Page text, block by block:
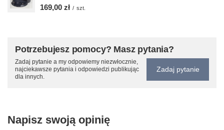
169,00 zł / szt.
Potrzebujesz pomocy? Masz pytania?
Zadaj pytanie a my odpowiemy niezwłocznie,
najciekawsze pytania i odpowiedzi publikując
dla innych.
Zadaj pytanie
Napisz swoją opinię